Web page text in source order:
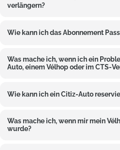
verlängern?
Wie kann ich das Abonnement
Was mache ich, wenn ich ein
Auto, einem Vélhop oder im CTS-
Wie kann ich ein Citiz-Auto
Was mache ich, wenn mir mein
wurde?